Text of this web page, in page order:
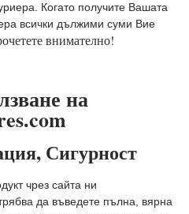
Когато получите Вашата
всички дължими суми Вие
внимателно!
на
Сигурност
чрез сайта ни
да въведете пълна, вярна